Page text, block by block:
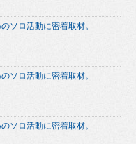
ソロ活動に密着取材。
ソロ活動に密着取材。
ソロ活動に密着取材。